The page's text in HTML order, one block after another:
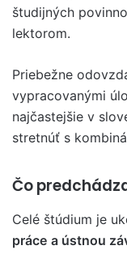
študijných
lektorom.
Priebežne
vypracovanými
najčastejšie v
stretnúť s
Čo
Celé štúdium je
práce a ústnou